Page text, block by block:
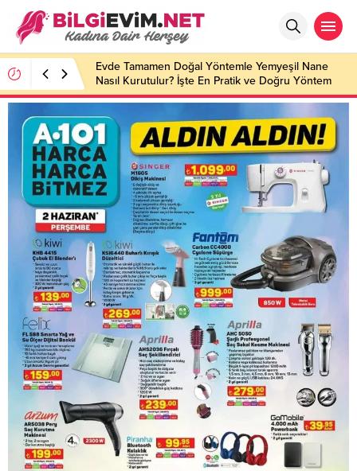
Evde Tamamen Doğal Yöntemle Yemyeşil Nane
Nasıl Kurutulur? İşte En Pratik ve Doğru Yöntem